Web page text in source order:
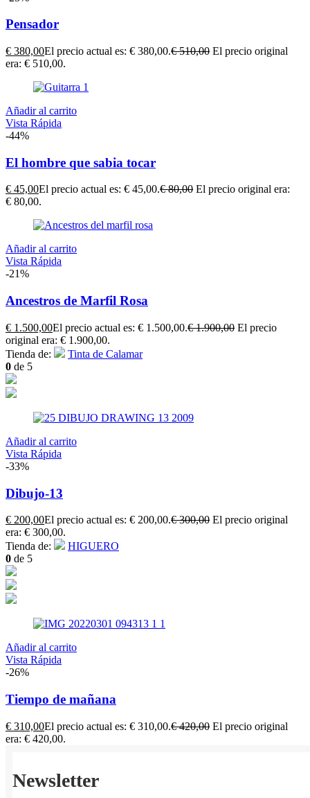
Pensador
€ 380,00El precio actual es: € 380,00.€510,00 El precio original
era: € 510,00.
Añadir al carrito
Vista Rápida
-44%
El hombre que sabia tocar
€ 45,00El precio actual es: € 45,00.€80,00 El precio original era:
€ 80,00.
Añadir al carrito
Vista Rápida
-21%
Ancestros de Marfil Rosa
€ 1.500,00El precio actual es: € 1.500,00.€1.900,00 El precio
original era: € 1.900,00.
Tienda de:
Tinta de Calamar
0 de 5
Añadir al carrito
Vista Rápida
-33%
Dibujo-13
€ 200,00El precio actual es: € 200,00.€300,00 El precio original
era: € 300,00.
Tienda de:
HIGUERO
0 de 5
Añadir al carrito
Vista Rápida
-26%
Tiempo de mañana
€ 310,00El precio actual es: € 310,00.€420,00 El precio original
era: € 420,00.
Newsletter